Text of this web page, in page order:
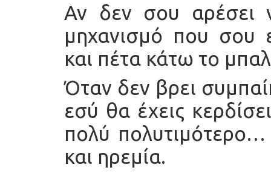
Αν δεν σου αρέσει
μηχανισμό που σου
και πέτα κάτω το
Όταν δεν βρει
εσύ θα έχεις
πολύ
και ηρεμία.